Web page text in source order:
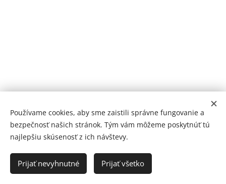
Vytvorené službouWebnode
Používame cookies, aby sme zaistili správne fungovanie a
bezpečnosť našich stránok. Tým vám môžeme poskytnúť tú
najlepšiu skúsenosť z ich návštevy.
Prijať nevyhnutné Prijať všetko